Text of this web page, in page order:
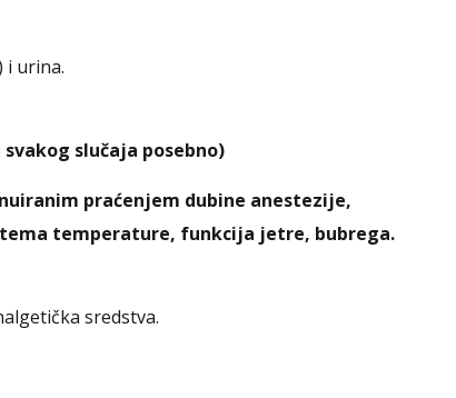
i urina.
slučaja posebno)
praćenjem dubine anestezije,
temperature, funkcija jetre, bubrega.
sredstva.